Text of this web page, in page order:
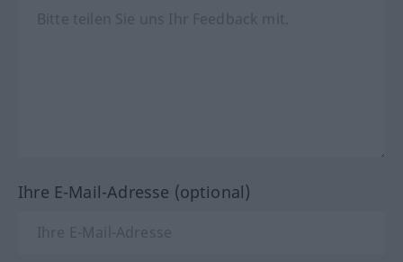
Ihre E-Mail-Adresse (optional)